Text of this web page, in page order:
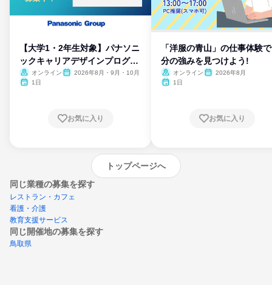
【大学1・2年生対象】パナソニ
ックキャリアデザインプログラ
ム
オンライン
2026年8月・9月・10月
1日
お気に入り
「洋服の青山」の仕事体験
分の強みを見つけよう!
オンライン
2026年8月
1日
お気に入り
トップページへ
同じ業種の募集を探す
レストラン・カフェ
看護・介護
教育支援サービス
同じ開催地の募集を探す
鳥取県